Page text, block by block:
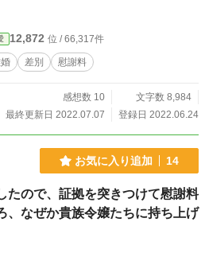
上ジョンと上手くやっていけないと思った
れて、アンはジョンへ復讐することを決意す
12,872 位 / 66,317件
差別 慰謝料
感想数 10
文字数 8,984
最終更新日 2022.07.07
登録日 2022.06.24
お気に入り追加 14
たので、証拠を突きつけて慰謝料
、なぜか貴族令嬢たちに持ち上げ